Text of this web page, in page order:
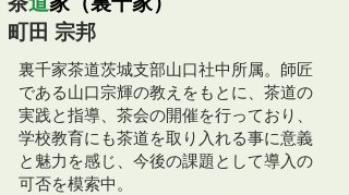
町田 宗邦
裏千家茶道茨城支部山口社中所属。師匠
である山口宗輝の教えをもとに、茶道の
実践と指導、茶会の開催を行っており、
学校教育にも茶道を取り入れる事に意義
と魅力を感じ、今後の課題として導入の
可否を模索中。